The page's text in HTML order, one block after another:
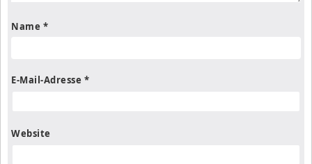
Name *
E-Mail-Adresse *
Website